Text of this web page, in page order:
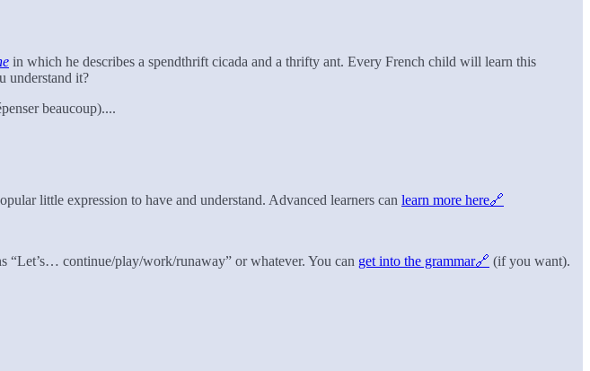
in which he describes a spendthrift cicada and a thrifty ant. Every French child will learn this
understand it?
beaucoup)....
little expression to have and understand. Advanced learners can learn more here🔗
“Let’s… continue/play/work/runaway” or whatever. You can get into the grammar🔗 (if you want).